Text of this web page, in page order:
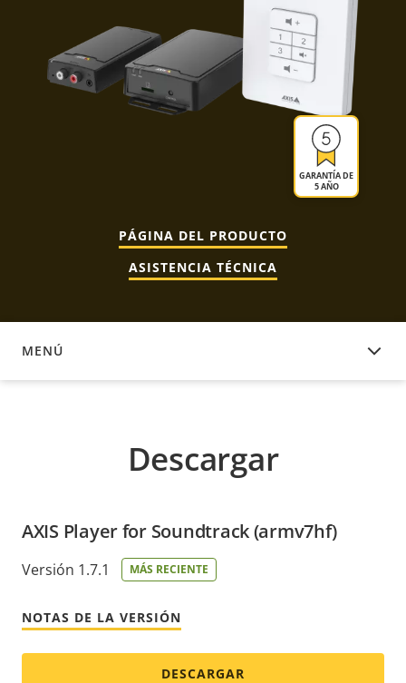
GARANTÍA DE
5 AÑO
PÁGINA DEL PRODUCTO
ASISTENCIA TÉCNICA
MENÚ
DESCARGAR
Descargar
AXIS Player for Soundtrack (armv7hf)
Versión 1.7.1 MÁS RECIENTE
NOTAS DE LA VERSIÓN
DESCARGAR